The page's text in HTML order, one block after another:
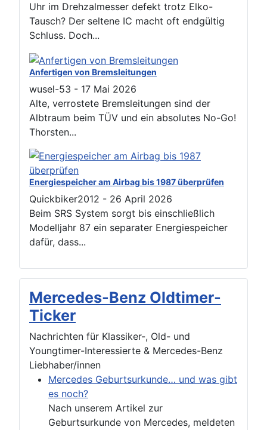
Uhr im Drehzalmesser defekt trotz Elko-
Tausch? Der seltene IC macht oft endgültig
Schluss. Doch...
Anfertigen von Bremsleitungen
wusel-53 - 17 Mai 2026
Alte, verrostete Bremsleitungen sind der
Albtraum beim TÜV und ein absolutes No-Go!
Thorsten...
Energiespeicher am Airbag bis 1987 überprüfen
Quickbiker2012 - 26 April 2026
Beim SRS System sorgt bis einschließlich
Modelljahr 87 ein separater Energiespeicher
dafür, dass...
Mercedes-Benz Oldtimer-
Ticker
Nachrichten für Klassiker-, Old- und
Youngtimer-Interessierte & Mercedes-Benz
Liebhaber/innen
Mercedes Geburtsurkunde… und was gibt
es noch?
Nach unserem Artikel zur
Geburtsurkunde von Mercedes, meldeten